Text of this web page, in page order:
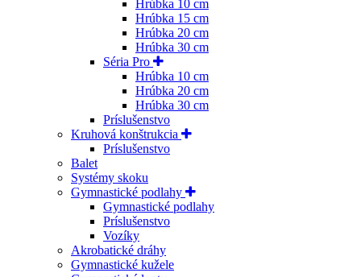
Hrúbka 10 cm
Hrúbka 15 cm
Hrúbka 20 cm
Hrúbka 30 cm
Séria Pro
Hrúbka 10 cm
Hrúbka 20 cm
Hrúbka 30 cm
Príslušenstvo
Kruhová konštrukcia
Príslušenstvo
Balet
Systémy skoku
Gymnastické podlahy
Gymnastické podlahy
Príslušenstvo
Vozíky
Akrobatické dráhy
Gymnastické kužele